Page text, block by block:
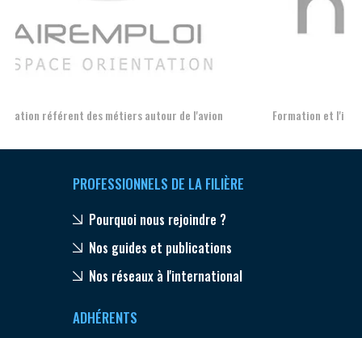
Formation et l'insertion de personnes en situation de handicap
PROFESSIONNELS DE LA FILIÈRE
Pourquoi nous rejoindre ?
Nos guides et publications
Nos réseaux à l'international
ADHÉRENTS